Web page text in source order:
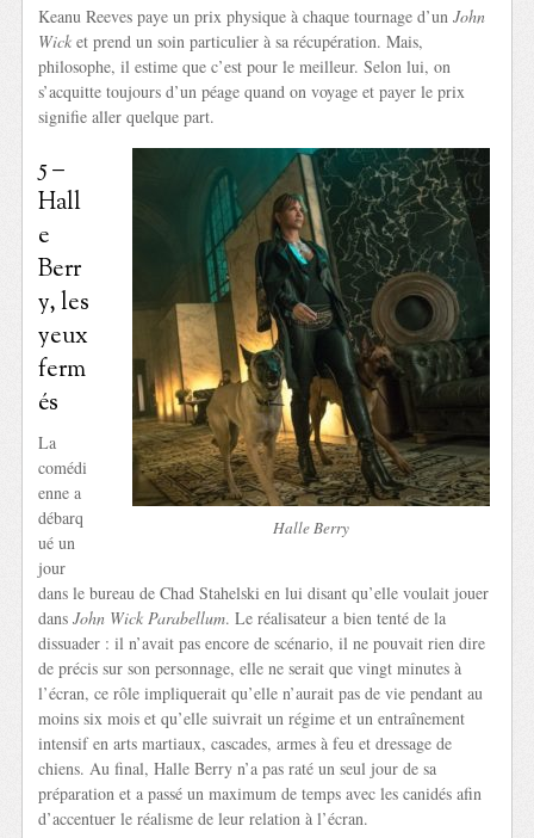
Keanu Reeves paye un prix physique à chaque tournage d’unJohn
Wick et prend un soin particulier à sa récupération. Mais,
philosophe, il estime que c’est pour le meilleur. Selon lui, on
s’acquitte toujours d’un péage quand on voyage et payer le prix
signifie aller quelque part.
Halle Berry
5 –
Hall
e
Berr
y, les
yeux
ferm
és
La
comédi
enne a
débarq
ué un
jour
dans le bureau de Chad Stahelski en lui disant qu’elle voulait jouer
dansJohn Wick Parabellum. Le réalisateur a bien tenté de la
dissuader : il n’avait pas encore de scénario, il ne pouvait rien dire
de précis sur son personnage, elle ne serait que vingt minutes à
l’écran, ce rôle impliquerait qu’elle n’aurait pas de vie pendant au
moins six mois et qu’elle suivrait un régime et un entraînement
intensif en arts martiaux, cascades, armes à feu et dressage de
chiens. Au final, Halle Berry n’a pas raté un seul jour de sa
préparation et a passé un maximum de temps avec les canidés afin
d’accentuer le réalisme de leur relation à l’écran.